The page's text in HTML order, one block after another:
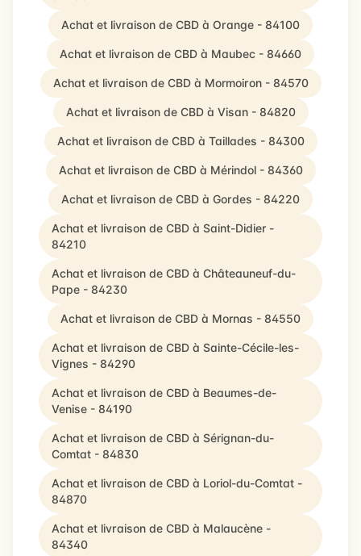
Achat et livraison de CBD à Orange - 84100
Achat et livraison de CBD à Maubec - 84660
Achat et livraison de CBD à Mormoiron - 84570
Achat et livraison de CBD à Visan - 84820
Achat et livraison de CBD à Taillades - 84300
Achat et livraison de CBD à Mérindol - 84360
Achat et livraison de CBD à Gordes - 84220
Achat et livraison de CBD à Saint-Didier -
84210
Achat et livraison de CBD à Châteauneuf-du-
Pape - 84230
Achat et livraison de CBD à Mornas - 84550
Achat et livraison de CBD à Sainte-Cécile-les-
Vignes - 84290
Achat et livraison de CBD à Beaumes-de-
Venise - 84190
Achat et livraison de CBD à Sérignan-du-
Comtat - 84830
Achat et livraison de CBD à Loriol-du-Comtat -
84870
Achat et livraison de CBD à Malaucène -
84340